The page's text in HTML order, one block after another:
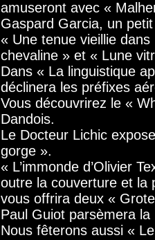
amuseront avec «
Gaspard Garcia, un
« Une tenue vieillie
chevaline » et « Lune
Dans « La linguistique
déclinera les préfixes
Vous découvrirez le «
Dandois.
Le Docteur Lichic
gorge ».
« L’immonde d’Olivier
outre la couverture et la
vous offrira deux «
Paul Guiot parsèmera
Nous fêterons aussi «